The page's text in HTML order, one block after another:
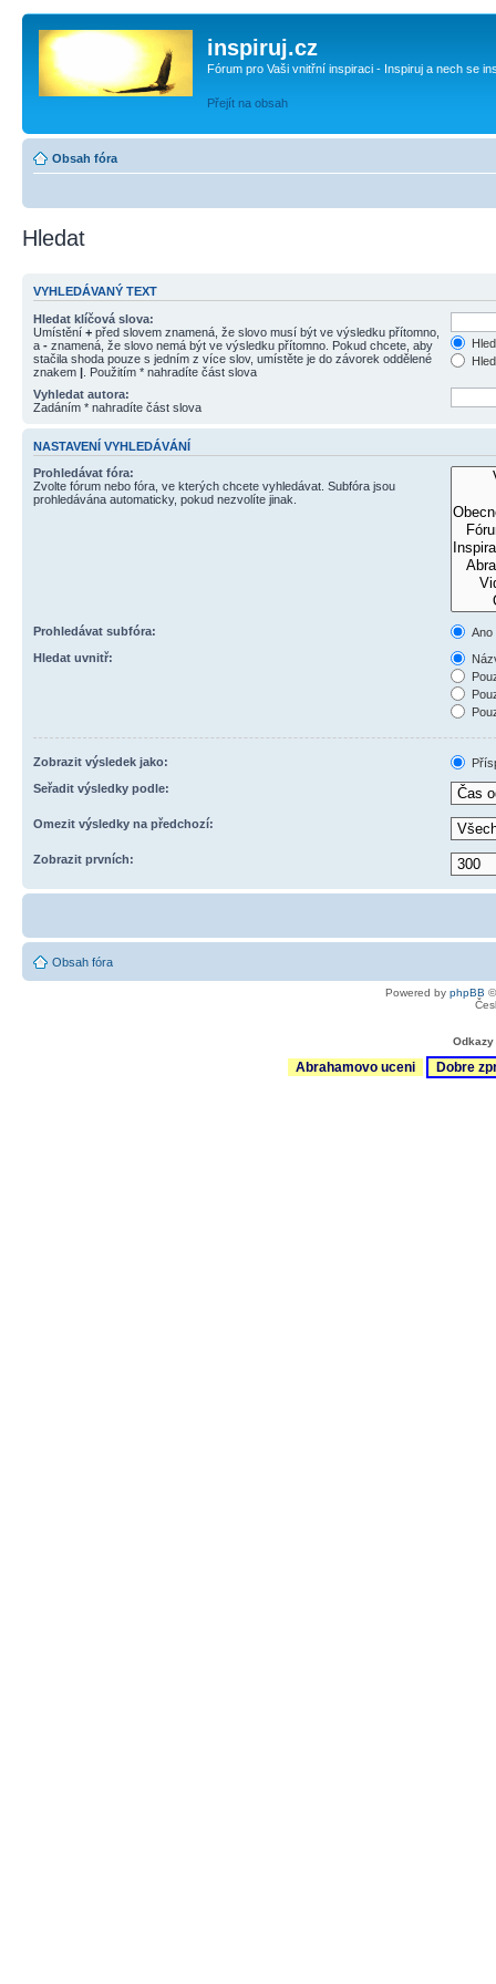
inspiruj.cz
Fórum pro Vaši vnitřní inspiraci - Inspiruj a nech se
Přejít na obsah
Obsah fóra
Hledat
VYHLEDÁVANÝ TEXT
Hledat klíčová slova:
Umístění + před slovem znamená, že slovo musí být ve výsledku přítomno,
a - znamená, že slovo nemá být ve výsledku přítomno. Pokud chcete, aby
stačila shoda pouze s jedním z více slov, umístěte je do závorek oddělené
znakem | . Použitím * nahradíte část slova
Vyhledat autora:
Zadáním * nahradíte část slova
NASTAVENÍ VYHLEDÁVÁNÍ
Prohledávat fóra:
Zvolte fórum nebo fóra, ve kterých chcete vyhledávat. Subfóra jsou
prohledávána automaticky, pokud nezvolíte jinak.
Prohledávat subfóra:
Ano
Hledat uvnitř:
Zobrazit výsledek jako:
Seřadit výsledky podle:
Omezit výsledky na předchozí:
Zobrazit prvních:
Obsah fóra
Powered by phpBB
Abrahamovo uceni Dobre